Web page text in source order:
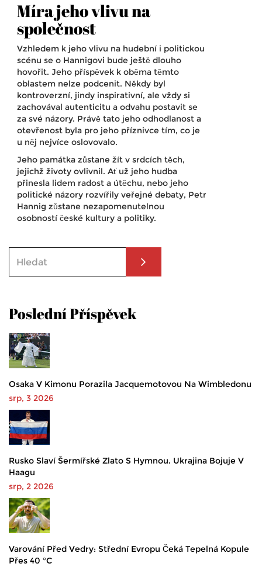
Míra jeho vlivu na
společnost
Vzhledem k jeho vlivu na hudební i politickou
scénu se o Hannigovi bude ještě dlouho
hovořit. Jeho příspěvek k oběma těmto
oblastem nelze podcenit. Někdy byl
kontroverzní, jindy inspirativní, ale vždy si
zachovával autenticitu a odvahu postavit se
za své názory. Právě tato jeho odhodlanost a
otevřenost byla pro jeho příznivce tím, co je
u něj nejvíce oslovovalo.
Jeho památka zůstane žít v srdcích těch,
jejichž životy ovlivnil. Ať už jeho hudba
přinesla lidem radost a útěchu, nebo jeho
politické názory rozvířily veřejné debaty, Petr
Hannig zůstane nezapomenutelnou
osobností české kultury a politiky.
Poslední Příspěvek
Osaka V Kimonu Porazila Jacquemotovou Na Wimbledonu
srp, 3 2026
Rusko Slaví Šermířské Zlato S Hymnou. Ukrajina Bojuje V
Haagu
srp, 2 2026
Varování Před Vedry: Střední Evropu Čeká Tepelná Kopule
Přes 40 °C